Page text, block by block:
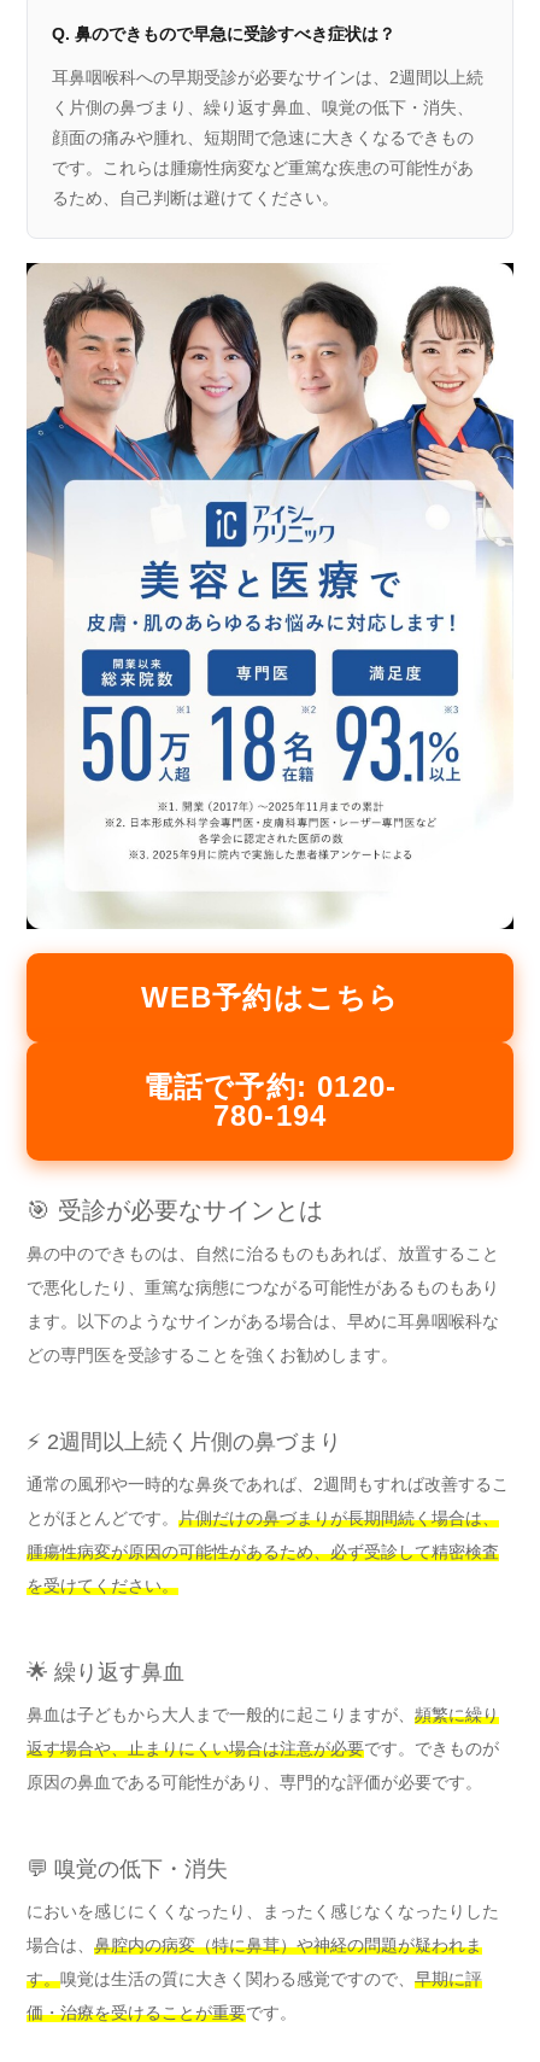
Q. 鼻のできもので早急に受診すべき症状は？
耳鼻咽喉科への早期受診が必要なサインは、2週間以上続
く片側の鼻づまり、繰り返す鼻血、嗅覚の低下・消失、
顔面の痛みや腫れ、短期間で急速に大きくなるできもの
です。これらは腫瘍性病変など重篤な疾患の可能性があ
るため、自己判断は避けてください。
WEB予約はこちら
電話で予約: 0120-
780-194
🎯 受診が必要なサインとは
鼻の中のできものは、自然に治るものもあれば、放置すること
で悪化したり、重篤な病態につながる可能性があるものもあり
ます。以下のようなサインがある場合は、早めに耳鼻咽喉科な
どの専門医を受診することを強くお勧めします。
⚡ 2週間以上続く片側の鼻づまり
通常の風邪や一時的な鼻炎であれば、2週間もすれば改善するこ
とがほとんどです。 片側だけの鼻づまりが長期間続く場合は、
腫瘍性病変が原因の可能性があるため、必ず受診して精密検査
を受けてください。
🌟 繰り返す鼻血
鼻血は子どもから大人まで一般的に起こりますが、 頻繁に繰り
返す場合や、止まりにくい場合は注意が必要です。できものが
原因の鼻血である可能性があり、専門的な評価が必要です。
💬 嗅覚の低下・消失
においを感じにくくなったり、まったく感じなくなったりした
場合は、 鼻腔内の病変（特に鼻茸）や神経の問題が疑われま
す。嗅覚は生活の質に大きく関わる感覚ですので、 早期に評
価・治療を受けることが重要です。